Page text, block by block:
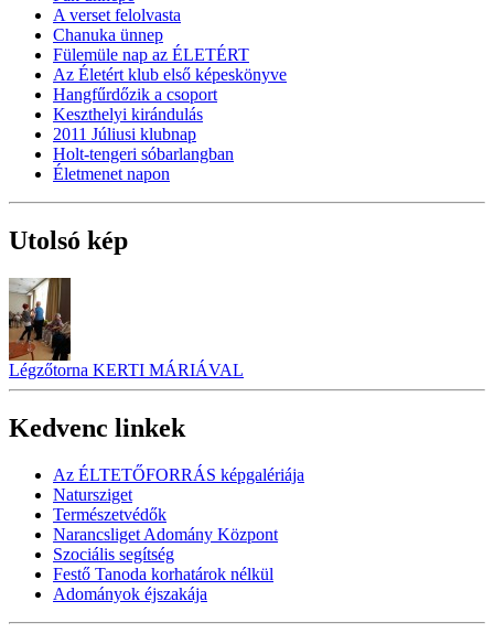
A verset felolvasta
Chanuka ünnep
Fülemüle nap az ÉLETÉRT
Az Életért klub első képeskönyve
Hangfűrdőzik a csoport
Keszthelyi kirándulás
2011 Júliusi klubnap
Holt-tengeri sóbarlangban
Életmenet napon
Utolsó kép
Légzőtorna KERTI MÁRIÁVAL
Kedvenc linkek
Az ÉLTETŐFORRÁS képgalériája
Natursziget
Természetvédők
Narancsliget Adomány Központ
Szociális segítség
Festő Tanoda korhatárok nélkül
Adományok éjszakája